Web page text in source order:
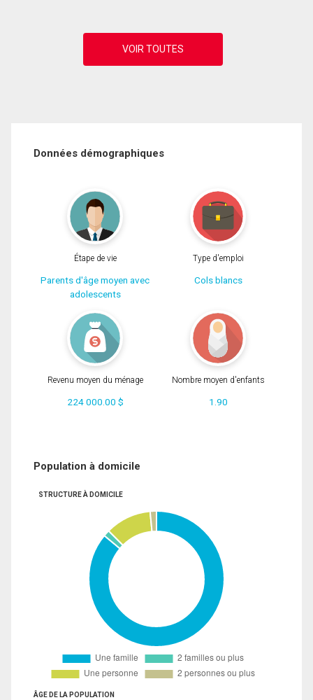
Données démographiques
Étape de vie
Parents d'âge moyen avec
adolescents
Type d'emploi
Cols blancs
Revenu moyen du ménage
224 000.00 $
Nombre moyen d'enfants
1.90
Population à domicile
STRUCTURE À DOMICILE
ÂGE DE LA POPULATION